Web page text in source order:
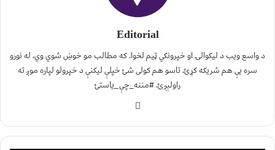
Editorial
د واسع ویب د لیکوالۍ او خپرونکي ټیم لخوا. که مطالب مو خوښ شوي وي، له نورو
سره یې هم شریکه کړئ. تاسو هم کولی شئ خپلې لیکنې د خپرولو لپاره موږ ته
راولېږئ. #مننه_چې_یاستئ